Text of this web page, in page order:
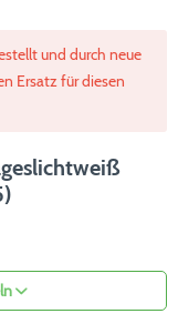
und durch neue
Ersatz für diesen